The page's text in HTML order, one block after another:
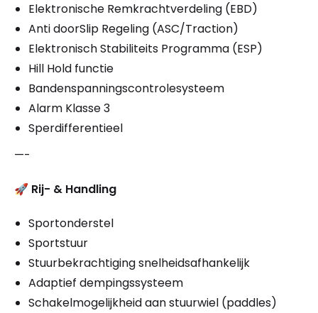
Elektronische Remkrachtverdeling (EBD)
Anti doorSlip Regeling (ASC/Traction)
Elektronisch Stabiliteits Programma (ESP)
Hill Hold functie
Bandenspanningscontrolesysteem
Alarm Klasse 3
Sperdifferentieel
—-
🚀 Rij- & Handling
Sportonderstel
Sportstuur
Stuurbekrachtiging snelheidsafhankelijk
Adaptief dempingssysteem
Schakelmogelijkheid aan stuurwiel (paddles)